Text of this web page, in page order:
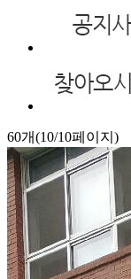
60개(10/10페이지)